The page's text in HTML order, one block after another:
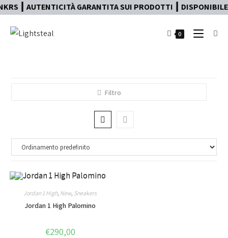
AUTENTICITÀ GARANTITA SUI PRODOTTI ┃
0
Filtro
Jordan 1 High, New, Sneakers
Jordan 1 High Palomino
€290,00